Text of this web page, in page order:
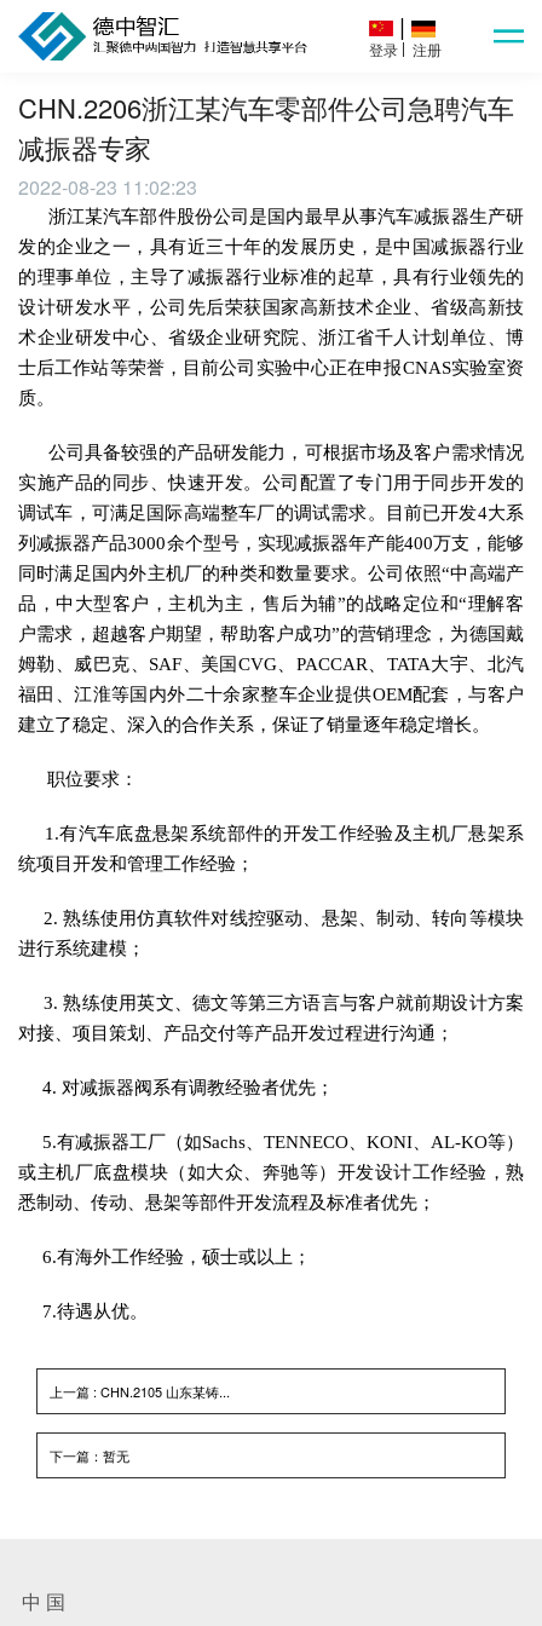
|
登录|注册
CHN.2206浙江某汽车零部件公司急聘汽车
减振器专家
2022-08-23 11:02:23
浙江某汽车部件股份公司是国内最早从事汽车减振器生产研
发的企业之一，具有近三十年的发展历史，是中国减振器行业
的理事单位，主导了减振器行业标准的起草，具有行业领先的
设计研发水平，公司先后荣获国家高新技术企业、省级高新技
术企业研发中心、省级企业研究院、浙江省千人计划单位、博
士后工作站等荣誉，目前公司实验中心正在申报CNAS实验室资
质。
公司具备较强的产品研发能力，可根据市场及客户需求情况
实施产品的同步、快速开发。公司配置了专门用于同步开发的
调试车，可满足国际高端整车厂的调试需求。目前已开发4大系
列减振器产品3000余个型号，实现减振器年产能400万支，能够
同时满足国内外主机厂的种类和数量要求。公司依照“中高端产
品，中大型客户，主机为主，售后为辅”的战略定位和“理解客
户需求，超越客户期望，帮助客户成功”的营销理念，为德国戴
姆勒、威巴克、SAF、美国CVG、PACCAR、TATA大宇、北汽
福田、江淮等国内外二十余家整车企业提供OEM配套，与客户
建立了稳定、深入的合作关系，保证了销量逐年稳定增长。
职位要求：
1.有汽车底盘悬架系统部件的开发工作经验及主机厂悬架系
统项目开发和管理工作经验；
2. 熟练使用仿真软件对线控驱动、悬架、制动、转向等模块
进行系统建模；
3. 熟练使用英文、德文等第三方语言与客户就前期设计方案
对接、项目策划、产品交付等产品开发过程进行沟通；
4. 对减振器阀系有调教经验者优先；
5.有减振器工厂（如Sachs、TENNECO、KONI、AL-KO等）
或主机厂底盘模块（如大众、奔驰等）开发设计工作经验，熟
悉制动、传动、悬架等部件开发流程及标准者优先；
6.有海外工作经验，硕士或以上；
7.待遇从优。
上一篇 : CHN.2105 山东某铸...
下一篇：暂无
中 国